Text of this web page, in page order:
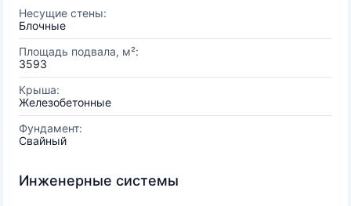
Несущие стены:
Блочные
Площадь подвала, м²:
3593
Крыша:
Железобетонные
Фундамент:
Свайный
Инженерные системы